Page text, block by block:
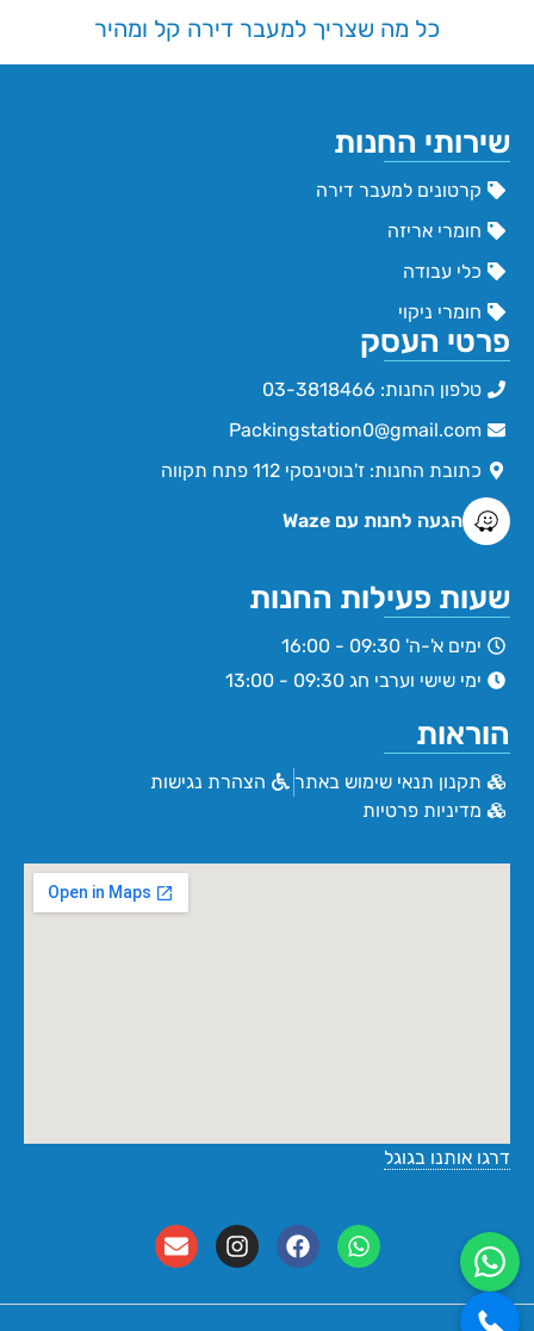
כל מה שצריך למעבר דירה קל ומהיר
שירותי החנות
קרטונים למעבר דירה
חומרי אריזה
כלי עבודה
חומרי ניקוי
פרטי העסק
טלפון החנות: 03-3818466
Packingstation0@gmail.com
כתובת החנות: ז'בוטינסקי 112 פתח תקווה
הגעה לחנות עם Waze
שעות פעילות החנות
ימים א'-ה' 09:30 - 16:00
ימי שישי וערבי חג 09:30 - 13:00
הוראות
תקנון תנאי שימוש באתר
הצהרת נגישות
מדיניות פרטיות
דרגו אותנו בגוגל